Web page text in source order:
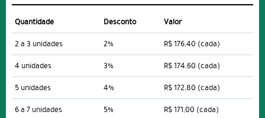
Quantidade Desconto
Valor
2 a 3 unidades
2% R$ 176,40 (cada)
4 unidades
3% R$ 174,60 (cada)
5 unidades
4% R$ 172,80 (cada)
6 a 7 unidades
5% R$ 171,00 (cada)